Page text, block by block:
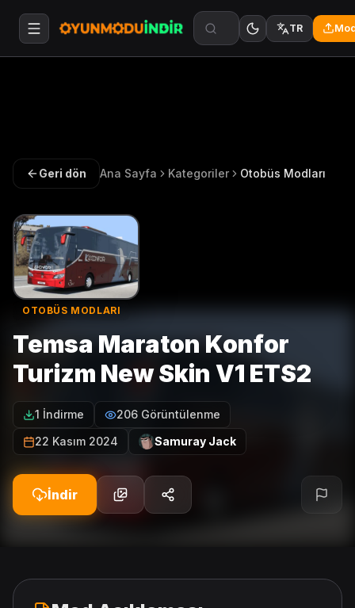
TR
Geri dön Ana Sayfa Kategoriler Otobüs Modları
OTOBÜS MODLARI
Temsa Maraton Konfor
Turizm New Skin V1 ETS2
1 İndirme
206 Görüntülenme
22 Kasım 2024
Samuray Jack
İndir